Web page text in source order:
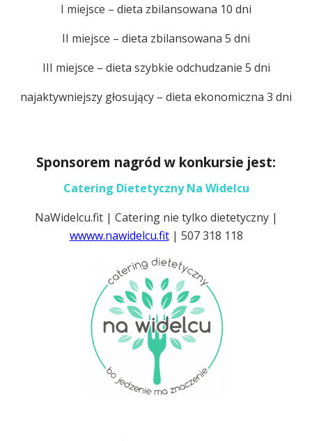
I miejsce – dieta zbilansowana 10 dni
II miejsce – dieta zbilansowana 5 dni
III miejsce – dieta szybkie odchudzanie 5 dni
najaktywniejszy głosujący – dieta ekonomiczna 3 dni
Sponsorem nagród w konkursie jest:
Catering Dietetyczny Na Widelcu
NaWidelcu.fit | Catering nie tylko dietetyczny |
wwww.nawidelcu.fit | 507 318 118